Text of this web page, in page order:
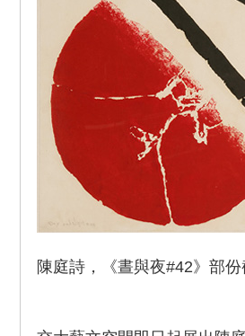
陳庭詩，《晝與夜#42》部